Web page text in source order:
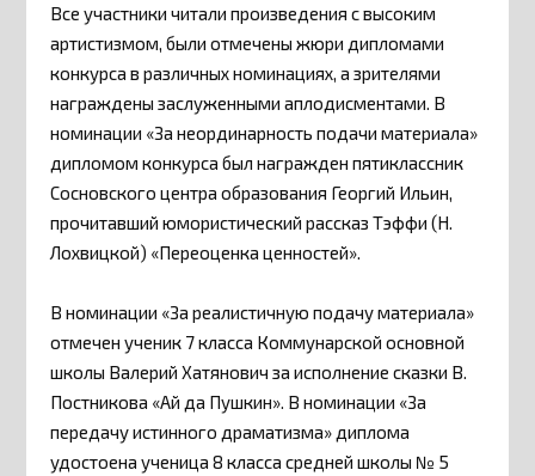
Все участники читали произведения с высоким
артистизмом, были отмечены жюри дипломами
конкурса в различных номинациях, а зрителями
награждены заслуженными аплодисментами. В
номинации «За неординарность подачи материала»
дипломом конкурса был награжден пятиклассник
Сосновского центра образования Георгий Ильин,
прочитавший юмористический рассказ Тэффи (Н.
Лохвицкой) «Переоценка ценностей».
В номинации «За реалистичную подачу материала»
отмечен ученик 7 класса Коммунарской основной
школы Валерий Хатянович за исполнение сказки В.
Постникова «Ай да Пушкин». В номинации «За
передачу истинного драматизма» диплома
удостоена ученица 8 класса средней школы № 5